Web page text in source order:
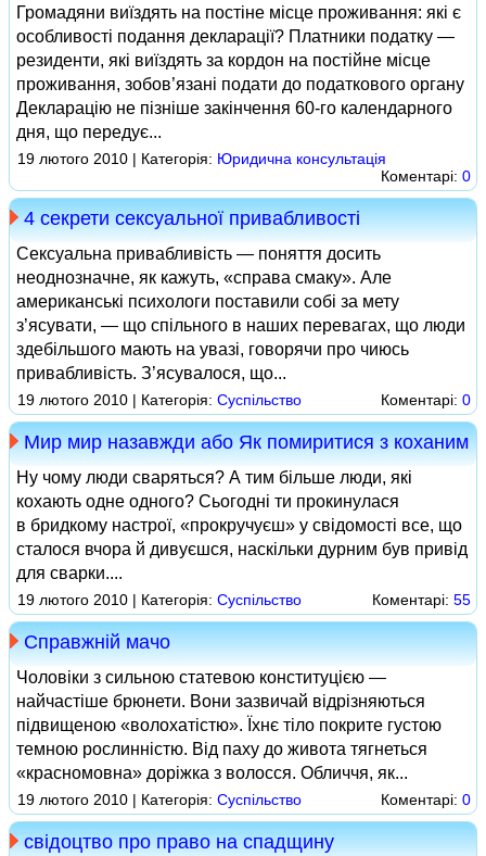
Громадяни виїздять на постіне місце проживання: які є
особливості подання декларації? Платники податку —
резиденти, які виїздять за кордон на постійне місце
проживання, зобов’язані подати до податкового органу
Декларацію не пізніше закінчення 60‑го календарного
дня, що передує...
19 лютого 2010 | Категорія: Юридична консультація
Коментарі: 0
4 секрети сексуальної привабливості
Сексуальна привабливість — поняття досить
неоднозначне, як кажуть, «справа смаку». Але
американські психологи поставили собі за мету
з’ясувати, — що спільного в наших перевагах, що люди
здебільшого мають на увазі, говорячи про чиюсь
привабливість. З’ясувалося, що...
19 лютого 2010 | Категорія: Суспільство Коментарі: 0
Мир мир назавжди або Як помиритися з коханим
Ну чому люди сваряться? А тим більше люди, які
кохають одне одного? Сьогодні ти прокинулася
в бридкому настрої, «прокручуєш» у свідомості все, що
сталося вчора й дивуєшся, наскільки дурним був привід
для сварки....
19 лютого 2010 | Категорія: Суспільство Коментарі: 55
Справжній мачо
Чоловіки з сильною статевою конституцією —
найчастіше брюнети. Вони зазвичай відрізняються
підвищеною «волохатістю». Їхнє тіло покрите густою
темною рослинністю. Від паху до живота тягнеться
«красномовна» доріжка з волосся. Обличчя, як...
19 лютого 2010 | Категорія: Суспільство Коментарі: 0
свідоцтво про право на спадщину